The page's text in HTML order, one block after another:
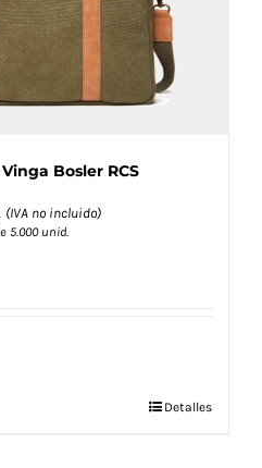
Bosler RCS
(IVA no incluido)
5.000 unid.
Detalles